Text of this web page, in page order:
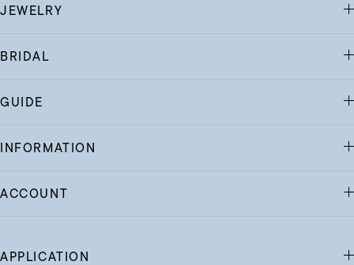
JEWELRY
BRIDAL
GUIDE
INFORMATION
ACCOUNT
APPLICATION